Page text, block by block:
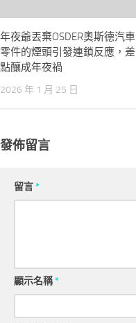
年夜爺丟棄OSDER奧斯德汽車
零件的煙頭引發連鎖反應，差
點釀成年夜禍
2026 年 1 月 25 日
發佈留言
留言*
顯示名稱*